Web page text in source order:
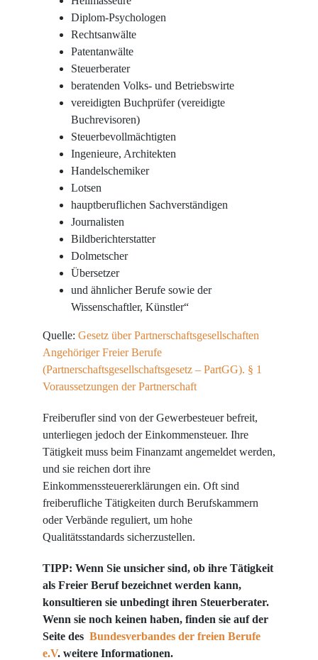
Diplom-Psychologen
Rechtsanwälte
Patentanwälte
Steuerberater
beratenden Volks- und Betriebswirte
vereidigten Buchprüfer (vereidigte
Buchrevisoren)
Steuerbevollmächtigten
Ingenieure, Architekten
Handelschemiker
Lotsen
hauptberuflichen Sachverständigen
Journalisten
Bildberichterstatter
Dolmetscher
Übersetzer
und ähnlicher Berufe sowie der
Wissenschaftler, Künstler“
Quelle: Gesetz über Partnerschaftsgesellschaften
Angehöriger Freier Berufe
(Partnerschaftsgesellschaftsgesetz – PartGG). § 1
Voraussetzungen der Partnerschaft
Freiberufler sind von der Gewerbesteuer befreit,
unterliegen jedoch der Einkommensteuer. Ihre
Tätigkeit muss beim Finanzamt angemeldet werden,
und sie reichen dort ihre
Einkommenssteuererklärungen ein. Oft sind
freiberufliche Tätigkeiten durch Berufskammern
oder Verbände reguliert, um hohe
Qualitätsstandards sicherzustellen.
TIPP: Wenn Sie unsicher sind, ob ihre Tätigkeit
als Freier Beruf bezeichnet werden kann,
konsultieren sie unbedingt ihren Steuerberater.
Wenn sie noch keinen haben, finden sie auf der
Seite des Bundesverbandes der freien Berufe
e.V. weitere Informationen.